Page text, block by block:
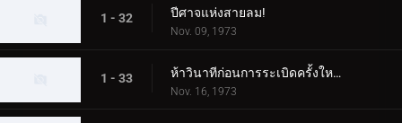
1 - 32 ปีศาจแห่งสายลม!
Nov. 09, 1973
1 - 33 ห้าวินาทีก่อนการระเบิดครั้งใหญ่ของดินแดนอุลตร้า!
Nov. 16, 1973